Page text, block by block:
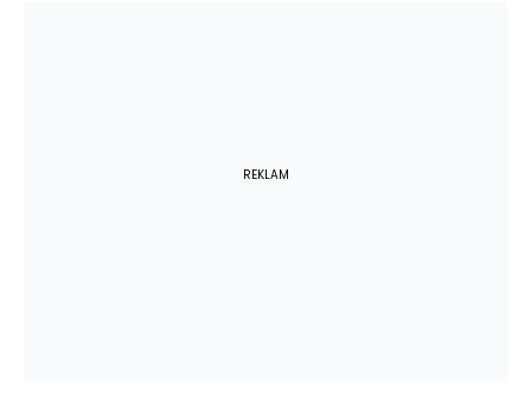
REKLAM